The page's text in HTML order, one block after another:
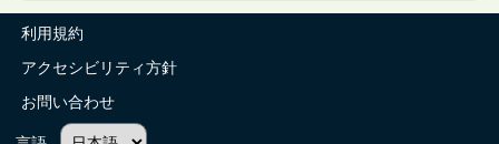
利用規約
アクセシビリティ方針
お問い合わせ